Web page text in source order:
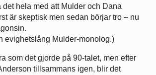
hela med att Mulder och Dana
är skeptisk men sedan börjar tro – nu
evighetslång Mulder-monolog.)
som det gjorde på 90-talet, men efter
tillsammans igen, blir det